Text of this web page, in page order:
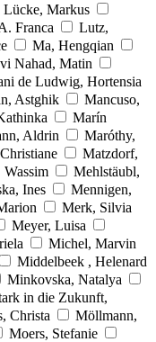
Lücke, Markus
Franca
Lutz,
Ma, Hengqian
Nahad, Matin
de Ludwig, Hortensia
Astghik
Mancuso,
Marín
Aldrin
Maróthy,
Matzdorf,
Mehlstäubl,
Ines
Mennigen,
Merk, Silvia
Meyer, Luisa
Michel, Marvin
Middelbeek , Helenard
Minkovska, Natalya
in die Zukunft,
Christa
Möllmann,
Moers, Stefanie